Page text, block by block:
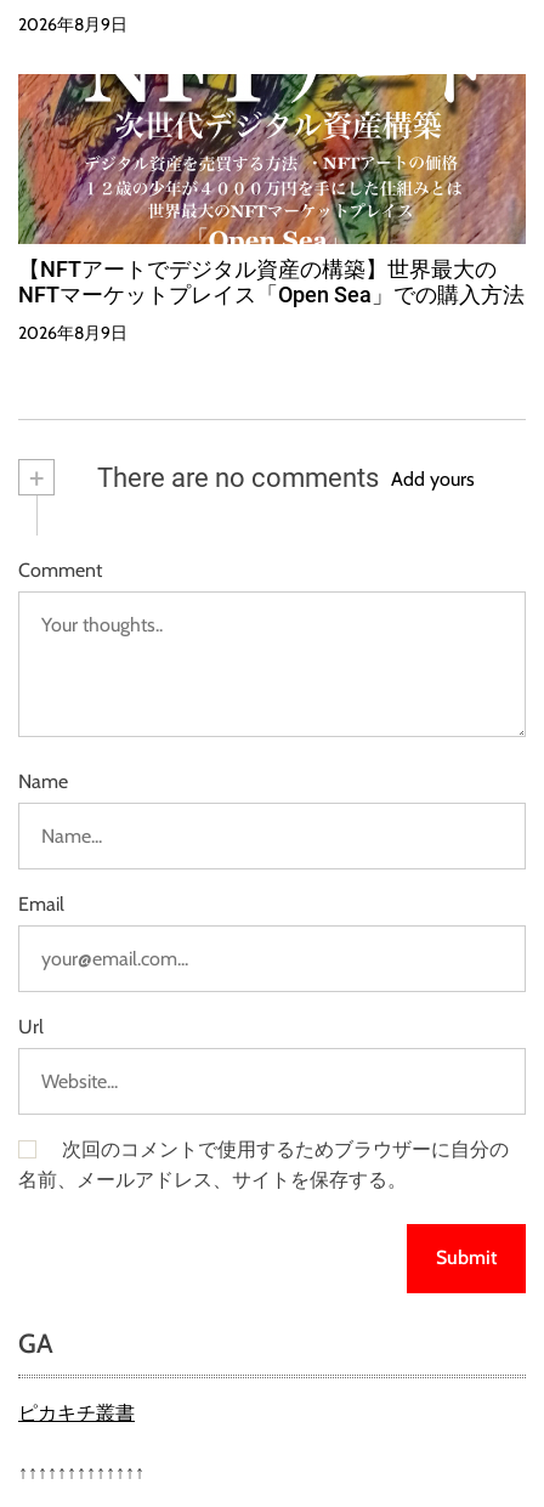
2026年8月9日
【NFTアートでデジタル資産の構築】世界最大の
NFTマーケットプレイス「Open Sea」での購入方法
2026年8月9日
+ There are no comments Add yours
Comment
Name
Email
Url
次回のコメントで使用するためブラウザーに自分の
名前、メールアドレス、サイトを保存する。
GA
ピカキチ叢書
↑↑↑↑↑↑↑↑↑↑↑↑↑